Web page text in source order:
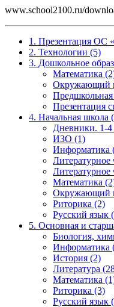
www.school2100.ru/
1. Презентация ОС
2. Технологии (5)
3. Дошкольное
Математика
Окружающий
Предшкольная
Презентация
4. Начальная школа
Дневники. 1-4
ИЗО (1)
Информатика
Математика
Окружающий
Риторика (2)
Русский язык
5. Основная и
Биология,
Информатика
История (2)
Литература
Математика
Риторика (3)
Русский язык